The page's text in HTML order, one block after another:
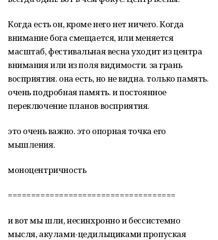
Когда есть он, кроме него нет ничего. Когда
внимание бога смещается, или меняется
масштаб, фестивальная весна уходит из центра
внимания или из поля видимости. за грань
восприятия. она есть, но не видна. только память.
очень подробная память. и постоянное
переключение планов восприятия.
это очень важно. это опорная точка его
мышления.
моноцентричность
====================================
и вот мы шли, несинхронно и бессистемно
мысля, акулами-цедильщиками пропуская